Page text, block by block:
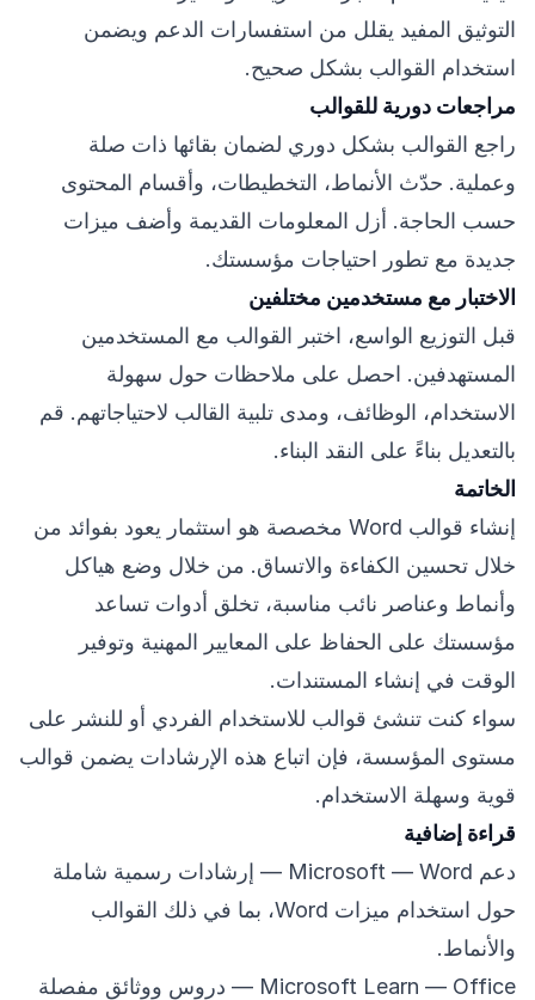
التوثيق المفيد يقلل من استفسارات الدعم ويضمن
استخدام القوالب بشكل صحيح.
مراجعات دورية للقوالب
راجع القوالب بشكل دوري لضمان بقائها ذات صلة
وعملية. حدّث الأنماط، التخطيطات، وأقسام المحتوى
حسب الحاجة. أزل المعلومات القديمة وأضف ميزات
جديدة مع تطور احتياجات مؤسستك.
الاختبار مع مستخدمين مختلفين
قبل التوزيع الواسع، اختبر القوالب مع المستخدمين
المستهدفين. احصل على ملاحظات حول سهولة
الاستخدام، الوظائف، ومدى تلبية القالب لاحتياجاتهم. قم
بالتعديل بناءً على النقد البناء.
الخاتمة
إنشاء قوالب Word مخصصة هو استثمار يعود بفوائد من
خلال تحسين الكفاءة والاتساق. من خلال وضع هياكل
وأنماط وعناصر نائب مناسبة، تخلق أدوات تساعد
مؤسستك على الحفاظ على المعايير المهنية وتوفير
الوقت في إنشاء المستندات.
سواء كنت تنشئ قوالب للاستخدام الفردي أو للنشر على
مستوى المؤسسة، فإن اتباع هذه الإرشادات يضمن قوالب
قوية وسهلة الاستخدام.
قراءة إضافية
دعم Microsoft — Word
— إرشادات رسمية شاملة
حول استخدام ميزات Word، بما في ذلك القوالب
والأنماط.
Microsoft Learn — Office — دروس ووثائق مفصلة